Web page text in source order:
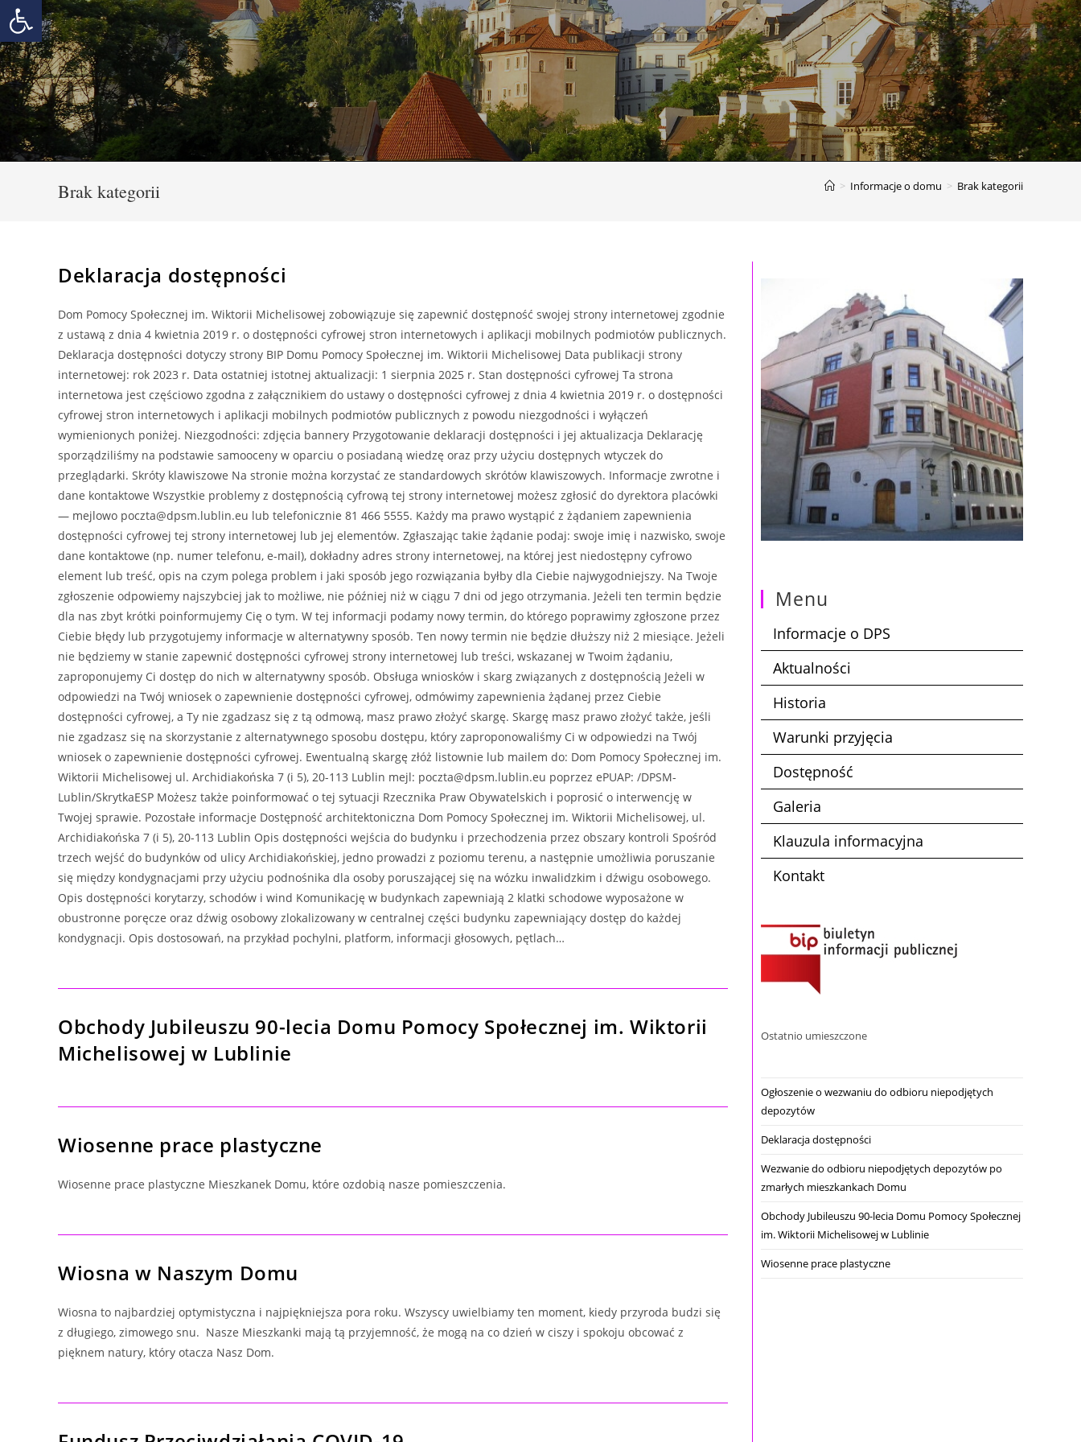
Skip
content
Brak kategorii > Informacje o domu > Brak kategorii
Menu
Informacje o DPS
Aktualności
Historia
Warunki przyjęcia
Dostępność
Galeria
Klauzula informacyjna
Kontakt
Ostatnio umieszczone
Ogłoszenie o wezwaniu do odbioru niepodjętych
depozytów
Deklaracja dostępności
Wezwanie do odbioru niepodjętych depozytów po
zmarłych mieszkankach Domu
Obchody Jubileuszu 90-lecia Domu Pomocy Społecznej
im. Wiktorii Michelisowej w Lublinie
Wiosenne prace plastyczne
Deklaracja dostępności
Dom Pomocy Społecznej im. Wiktorii Michelisowej zobowiązuje się zapewnić dostępność swojej strony internetowej zgodnie
z ustawą z dnia 4 kwietnia 2019 r. o dostępności cyfrowej stron internetowych i aplikacji mobilnych podmiotów publicznych.
Deklaracja dostępności dotyczy strony BIP Domu Pomocy Społecznej im. Wiktorii Michelisowej Data publikacji strony
internetowej: rok 2023 r. Data ostatniej istotnej aktualizacji: 1 sierpnia 2025 r. Stan dostępności cyfrowej Ta strona
internetowa jest częściowo zgodna z załącznikiem do ustawy o dostępności cyfrowej z dnia 4 kwietnia 2019 r. o dostępności
cyfrowej stron internetowych i aplikacji mobilnych podmiotów publicznych z powodu niezgodności i wyłączeń
wymienionych poniżej. Niezgodności: zdjęcia bannery Przygotowanie deklaracji dostępności i jej aktualizacja Deklarację
sporządziliśmy na podstawie samooceny w oparciu o posiadaną wiedzę oraz przy użyciu dostępnych wtyczek do
przeglądarki. Skróty klawiszowe Na stronie można korzystać ze standardowych skrótów klawiszowych. Informacje zwrotne i
dane kontaktowe Wszystkie problemy z dostępnością cyfrową tej strony internetowej możesz zgłosić do dyrektora placówki
— mejlowo poczta@dpsm.lublin.eu lub telefonicznie 81 466 5555. Każdy ma prawo wystąpić z żądaniem zapewnienia
dostępności cyfrowej tej strony internetowej lub jej elementów. Zgłaszając takie żądanie podaj: swoje imię i nazwisko, swoje
dane kontaktowe (np. numer telefonu, e-mail), dokładny adres strony internetowej, na której jest niedostępny cyfrowo
element lub treść, opis na czym polega problem i jaki sposób jego rozwiązania byłby dla Ciebie najwygodniejszy. Na Twoje
zgłoszenie odpowiemy najszybciej jak to możliwe, nie później niż w ciągu 7 dni od jego otrzymania. Jeżeli ten termin będzie
dla nas zbyt krótki poinformujemy Cię o tym. W tej informacji podamy nowy termin, do którego poprawimy zgłoszone przez
Ciebie błędy lub przygotujemy informacje w alternatywny sposób. Ten nowy termin nie będzie dłuższy niż 2 miesiące. Jeżeli
nie będziemy w stanie zapewnić dostępności cyfrowej strony internetowej lub treści, wskazanej w Twoim żądaniu,
zaproponujemy Ci dostęp do nich w alternatywny sposób. Obsługa wniosków i skarg związanych z dostępnością Jeżeli w
odpowiedzi na Twój wniosek o zapewnienie dostępności cyfrowej, odmówimy zapewnienia żądanej przez Ciebie
dostępności cyfrowej, a Ty nie zgadzasz się z tą odmową, masz prawo złożyć skargę. Skargę masz prawo złożyć także, jeśli
nie zgadzasz się na skorzystanie z alternatywnego sposobu dostępu, który zaproponowaliśmy Ci w odpowiedzi na Twój
wniosek o zapewnienie dostępności cyfrowej. Ewentualną skargę złóż listownie lub mailem do: Dom Pomocy Społecznej im.
Wiktorii Michelisowej ul. Archidiakońska 7 (i 5), 20-113 Lublin mejl: poczta@dpsm.lublin.eu poprzez ePUAP: /DPSM-
Lublin/SkrytkaESP Możesz także poinformować o tej sytuacji Rzecznika Praw Obywatelskich i poprosić o interwencję w
Twojej sprawie. Pozostałe informacje Dostępność architektoniczna Dom Pomocy Społecznej im. Wiktorii Michelisowej, ul.
Archidiakońska 7 (i 5), 20-113 Lublin Opis dostępności wejścia do budynku i przechodzenia przez obszary kontroli Spośród
trzech wejść do budynków od ulicy Archidiakońskiej, jedno prowadzi z poziomu terenu, a następnie umożliwia poruszanie
się między kondygnacjami przy użyciu podnośnika dla osoby poruszającej się na wózku inwalidzkim i dźwigu osobowego.
Opis dostępności korytarzy, schodów i wind Komunikację w budynkach zapewniają 2 klatki schodowe wyposażone w
obustronne poręcze oraz dźwig osobowy zlokalizowany w centralnej części budynku zapewniający dostęp do każdej
kondygnacji. Opis dostosowań, na przykład pochylni, platform, informacji głosowych, pętlach…
Obchody Jubileuszu 90-lecia Domu Pomocy Społecznej im. Wiktorii
Michelisowej w Lublinie
Wiosenne prace plastyczne
Wiosenne prace plastyczne Mieszkanek Domu, które ozdobią nasze pomieszczenia.
Wiosna w Naszym Domu
Wiosna to najbardziej optymistyczna i najpiękniejsza pora roku. Wszyscy uwielbiamy ten moment, kiedy przyroda budzi się
z długiego, zimowego snu. Nasze Mieszkanki mają tą przyjemność, że mogą na co dzień w ciszy i spokoju obcować z
pięknem natury, który otacza Nasz Dom.